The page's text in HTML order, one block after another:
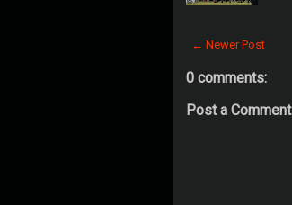
← Newer Post
0 comments:
Post a Comment